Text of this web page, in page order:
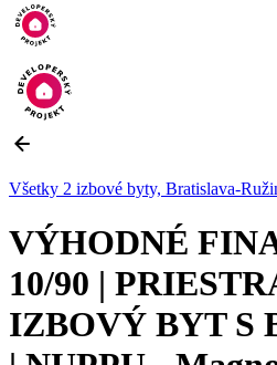
Všetky 2 izbové byty, Bratislava-
VÝHODNÉ
10/90 |
IZBOVÝ BYT S